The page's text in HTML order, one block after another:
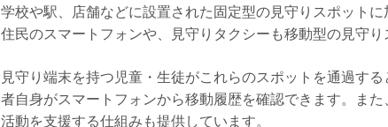
学校や駅、店舗などに設置された固定型の見守りスポット
住民のスマートフォンや、見守りタクシーも移動型の見守り
見守り端末を持つ児童・生徒がこれらのスポットを通過す
者自身がスマートフォンから移動履歴を確認できます。ま
活動を支援する仕組みも提供しています。